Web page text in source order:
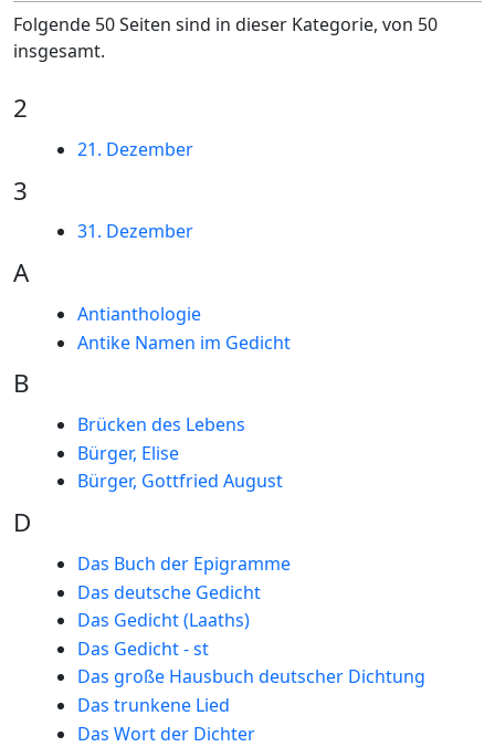
Folgende 50 Seiten sind in dieser Kategorie, von 50
insgesamt.
2
21. Dezember
3
31. Dezember
A
Antianthologie
Antike Namen im Gedicht
B
Brücken des Lebens
Bürger, Elise
Bürger, Gottfried August
D
Das Buch der Epigramme
Das deutsche Gedicht
Das Gedicht (Laaths)
Das Gedicht - st
Das große Hausbuch deutscher Dichtung
Das trunkene Lied
Das Wort der Dichter